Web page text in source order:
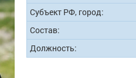
Субъект РФ, город:
Состав:
Должность: